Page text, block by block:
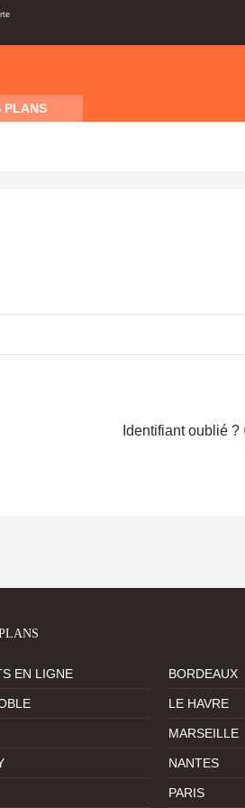
PLANS
Identifiant oublié ?
EN LIGNE BORDEAUX
LE HAVRE
MARSEILLE
NANTES
PARIS